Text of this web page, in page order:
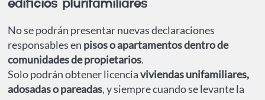
edificios plurifamiliares
No se podrán presentar nuevas declaraciones
responsables en pisos o apartamentos dentro de
comunidades de propietarios.
Solo podrán obtener licenciaviviendas unifamiliares,
adosadas o pareadas, y siempre cuando se levante la